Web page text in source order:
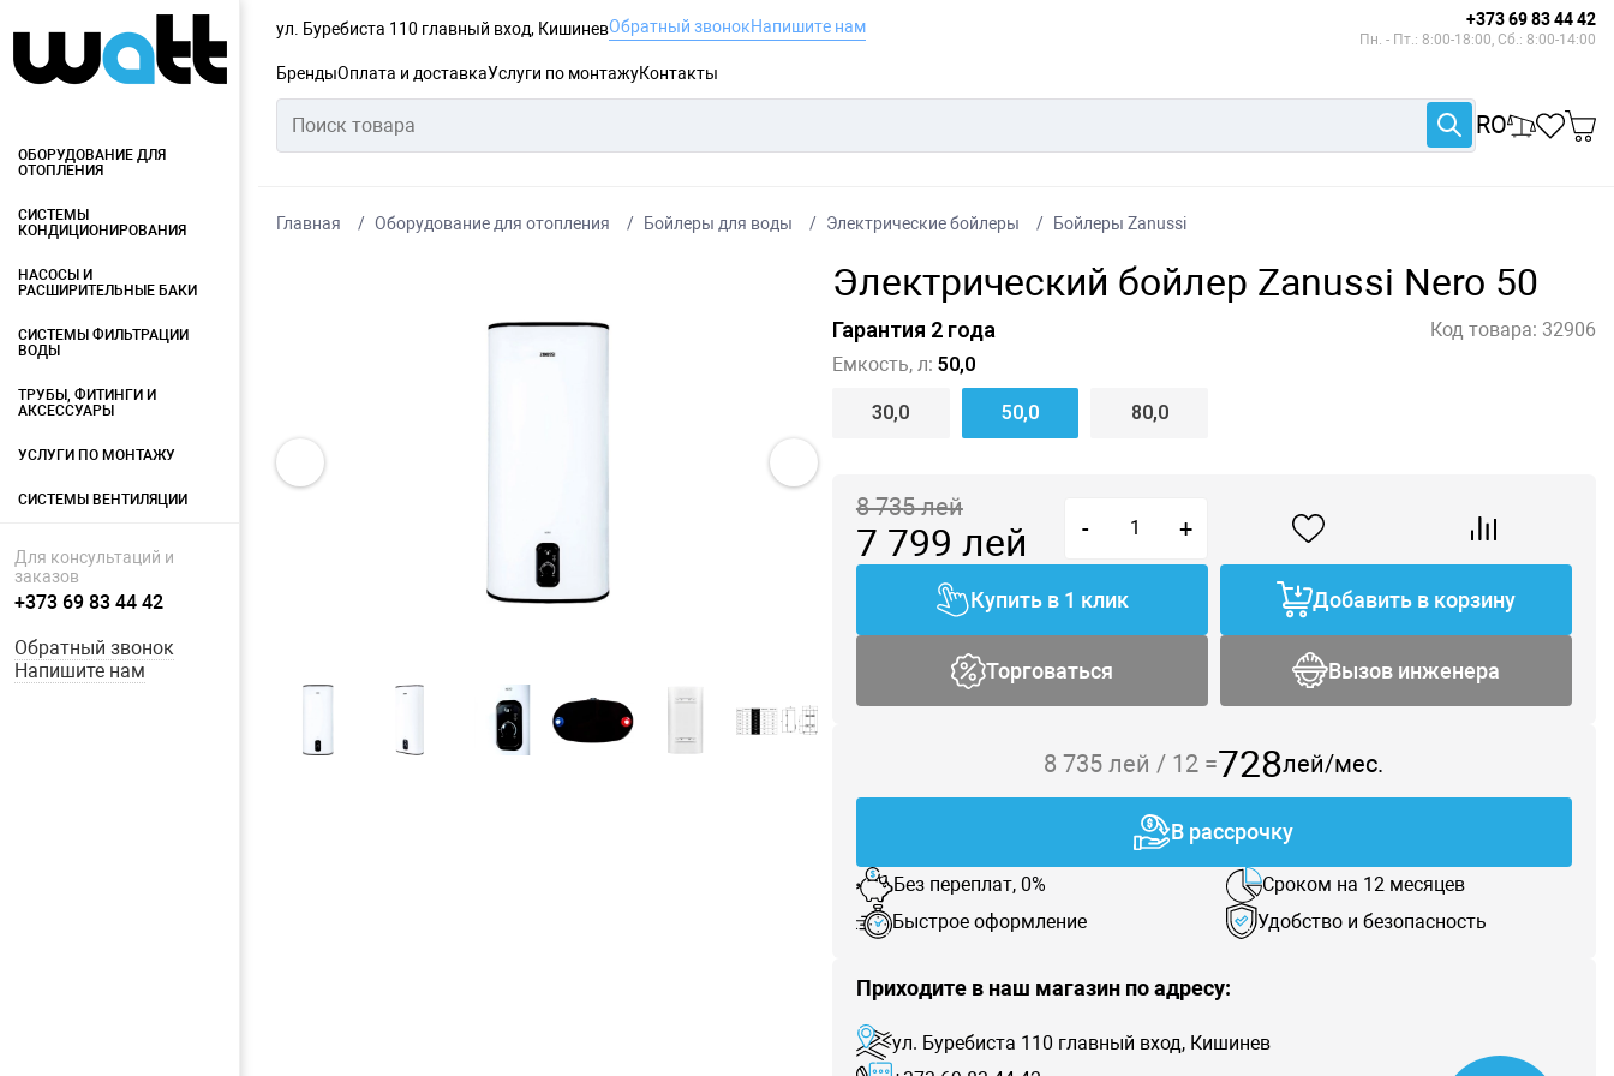
ул. Буребиста 110 главный вход, КишиневОбратный звонокНапишите нам +373 69 83 44 42
Пн. - Пт.: 8:00-18:00, Сб.: 8:00-14:00
БрендыОплата и доставкаУслуги по монтажуКонтакты
RO
ОБОРУДОВАНИЕ ДЛЯ
ОТОПЛЕНИЯ
СИСТЕМЫ
КОНДИЦИОНИРОВАНИЯ
НАСОСЫ И
РАСШИРИТЕЛЬНЫЕ БАКИ
СИСТЕМЫ ФИЛЬТРАЦИИ
ВОДЫ
ТРУБЫ, ФИТИНГИ И
АКСЕССУАРЫ
УСЛУГИ ПО МОНТАЖУ
СИСТЕМЫ ВЕНТИЛЯЦИИ
Для консультаций и
заказов
+373 69 83 44 42
Обратный звонок
Напишите нам
Главная Оборудование для отопления Бойлеры для воды Электрические бойлеры Бойлеры Zanussi
Электрический бойлер Zanussi Nero 50
Гарантия 2 года Код товара: 32906
Емкость, л: 50,0
30,0 50,0 80,0
8 735лей
7 799 лей - +
Купить в 1 клик Добавить в корзину
Торговаться Вызов инженера
8 735лей / 12 =728лей/мес.
В рассрочку
Без переплат, 0%
Сроком на 12 месяцев
Быстрое оформление
Удобство и безопасность
Приходите в наш магазин по адресу:
ул. Буребиста 110 главный вход, Кишинев